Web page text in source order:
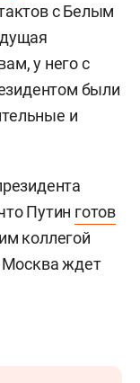
с Белым
у него с
были
и
Путин готов
коллегой
Москва ждет